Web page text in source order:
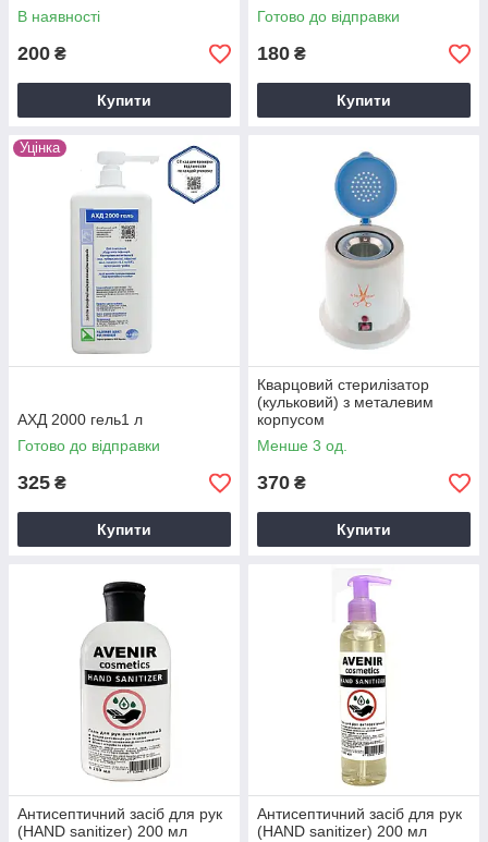
В наявності
200 ₴
Купити
Готово до відправки
180 ₴
Купити
Уцінка
АХД 2000 гель1 л
Готово до відправки
325 ₴
Купити
Кварцовий стерилізатор
(кульковий) з металевим
корпусом
Менше 3 од.
370 ₴
Купити
Антисептичний засіб для рук
(HAND sanitizer) 200 мл
Антисептичний засіб для рук
(HAND sanitizer) 200 мл